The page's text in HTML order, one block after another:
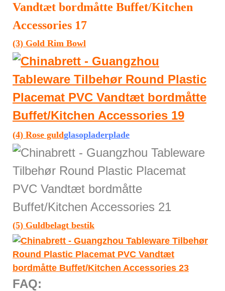
(3) Gold Rim Bowl
(4) Rose guldglasopladerplade
(5) Guldbelagt bestik
FAQ: